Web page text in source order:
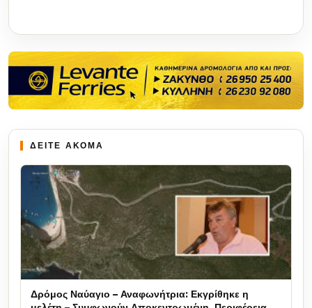
ΔΕΙΤΕ ΑΚΟΜΑ
Δρόμος Ναύαγιο – Αναφωνήτρια: Εκγρίθηκε η